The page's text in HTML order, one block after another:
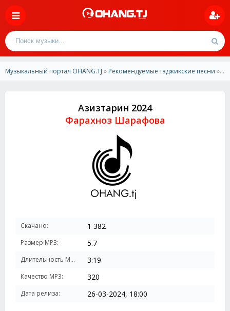
Музыкальный портал OHANG.TJ » Рекомендуемые таджикские песни » Фарахноз Шарафова - Азизтарин 2024
Азизтарин 2024
Фарахноз Шарафова
Скачано: 1 382
Размер MP3: 5.7
Длительность MP3: 3:19
Качество MP3: 320
Дата релиза: 26-03-2024, 18:00